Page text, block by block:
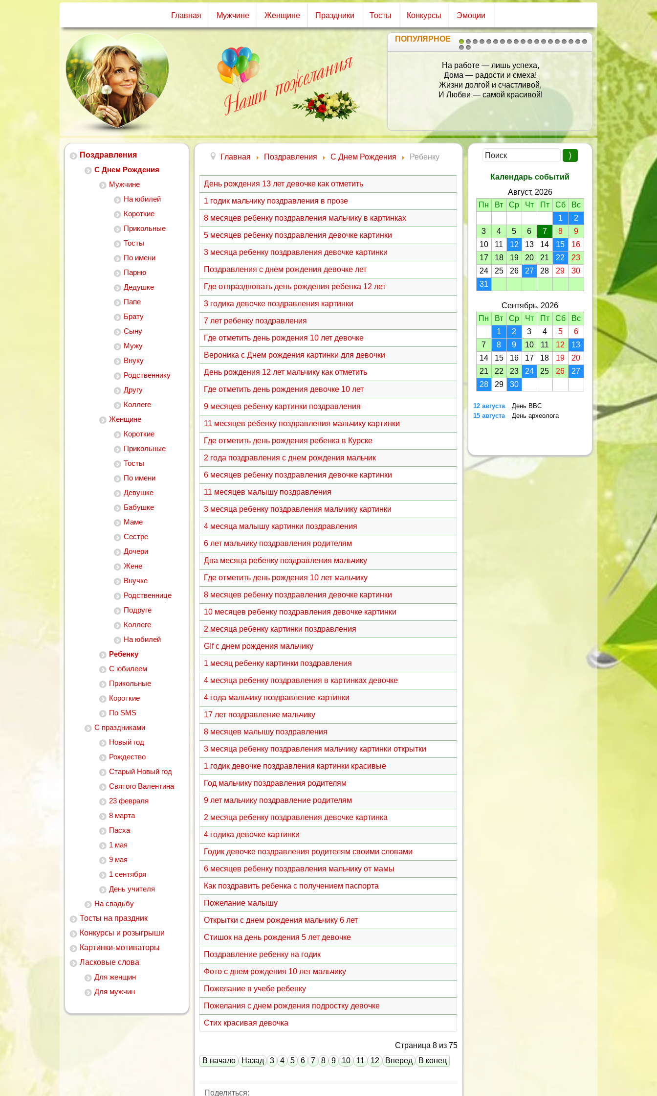
Главная Мужчине Женщине Праздники Тосты Конкурсы Эмоции
1 2
2021
ПОПУЛЯРНОЕ
На работе — лишь успеха,
Дома — радости и смеха!
Жизни долгой и счастливой,
И Любви — самой красивой!
Поздравления
С Днем Рождения
Мужчине
На юбилей
Короткие
Прикольные
Тосты
По имени
Парню
Дедушке
Папе
Брату
Сыну
Мужу
Внуку
Родственнику
Другу
Коллеге
Женщине
Короткие
Прикольные
Тосты
По имени
Девушке
Бабушке
Маме
Сестре
Дочери
Жене
Внучке
Родственнице
Подруге
Коллеге
На юбилей
Ребенку
С юбилеем
Прикольные
Короткие
По SMS
С праздниками
Новый год
Рождество
Старый Новый год
Святого Валентина
23 февраля
8 марта
Пасха
1 мая
9 мая
1 сентября
День учителя
На свадьбу
Тосты на праздник
Конкурсы и розыгрыши
Картинки-мотиваторы
Ласковые слова
Для женщин
Для мужчин
Главная Поздравления С Днем Рождения Ребенку
День рождения 13 лет девочке как отметить
1 годик мальчику поздравления в прозе
8 месяцев ребенку поздравления мальчику в картинках
5 месяцев ребенку поздравления девочке картинки
3 месяца ребенку поздравления девочке картинки
Поздравления с днем рождения девочке лет
Где отпраздновать день рождения ребенка 12 лет
3 годика девочке поздравления картинки
7 лет ребенку поздравления
Где отметить день рождения 10 лет девочке
Вероника с Днем рождения картинки для девочки
День рождения 12 лет мальчику как отметить
Где отметить день рождения девочке 10 лет
9 месяцев ребенку картинки поздравления
11 месяцев ребенку поздравления мальчику картинки
Где отметить день рождения ребенка в Курске
2 года поздравления с днем рождения мальчик
6 месяцев ребенку поздравления девочке картинки
11 месяцев малышу поздравления
3 месяца ребенку поздравления мальчику картинки
4 месяца малышу картинки поздравления
6 лет мальчику поздравления родителям
Два месяца ребенку поздравления мальчику
Где отметить день рождения 10 лет мальчику
8 месяцев ребенку поздравления девочке картинки
10 месяцев ребенку поздравления девочке картинки
2 месяца ребенку картинки поздравления
GIf с днем рождения мальчику
1 месяц ребенку картинки поздравления
4 месяца ребенку поздравления в картинках девочке
4 года мальчику поздравление картинки
17 лет поздравление мальчику
8 месяцев малышу поздравления
3 месяца ребенку поздравления мальчику картинки открытки
1 годик девочке поздравления картинки красивые
Год мальчику поздравления родителям
9 лет мальчику поздравление родителям
2 месяца ребенку поздравления девочке картинка
4 годика девочке картинки
Годик девочке поздравления родителям своими словами
6 месяцев ребенку поздравления мальчику от мамы
Как поздравить ребенка с получением паспорта
Пожелание малышу
Открытки с днем рождения мальчику 6 лет
Стишок на день рождения 5 лет девочке
Поздравление ребенку на годик
Фото с днем рождения 10 лет мальчику
Пожелание в учебе ребенку
Пожелания с днем рождения подростку девочке
Стих красивая девочка
Страница 8 из 75
В начало
Назад 3 4 5 6 7 8 9 10 11 12 Вперед В конец
Поделиться:
Календарь событий
Август, 2026
Пн
Вт Ср Чт Пт Сб
Вс
1
2
3
4 5 6 7 8
9
10
11 12 13 14 15
16
17
18 19 20 21 22
23
24
25 26 27 28 29
30
31
Сентябрь, 2026
Пн
Вт Ср Чт Пт Сб
Вс
1
2 3 4 5
6
7
8 9 10 11 12
13
14
15 16 17 18 19
20
21
22 23 24 25 26
27
28
29 30
12 августа
День ВВС
15 августа
День археолога